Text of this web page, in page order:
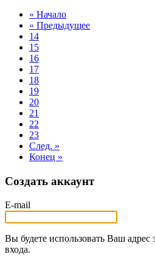
« Начало
« Предыдущее
14
15
16
17
18
19
20
21
22
23
След. »
Конец »
Создать аккаунт
E-mail
Вы будете использовать Ваш
входа.